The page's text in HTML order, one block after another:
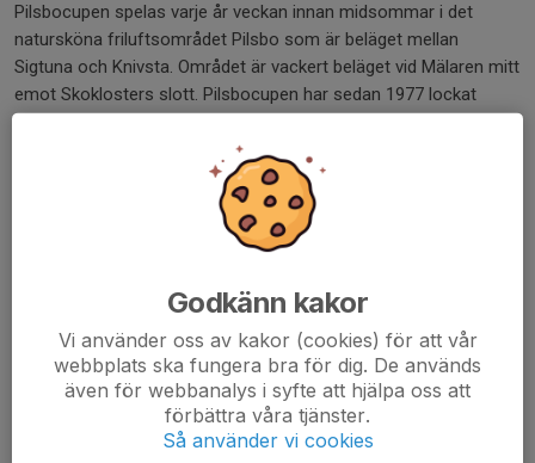
Pilsbocupen spelas varje år veckan innan midsommar i det
natursköna friluftsområdet Pilsbo som är beläget mellan
Sigtuna och Knivsta. Området är vackert beläget vid Mälaren mitt
emot Skoklosters slott. Pilsbocupen har sedan 1977 lockat
massor av tjejer och killar att spela fotbollsmatcher i två dagar.
Det brukar delta ca 100 lag från ett 20-tal klubbar. Under cupen
spelas drygt 240 matcher.
Mellan matcherna kan man roa sig med andra aktiviteter eller ta
sig ett dop i Mälaren. Cupen erbjuder även möjlighet till
Målgrupp
Årets Pilsbocup är öppen för killar och tjejer som är födda 2016-
Födda 2016 & 2017 spelar 7-mot-7
Godkänn kakor
Vi använder oss av kakor (cookies) för att vår
webbplats ska fungera bra för dig. De används
även för webbanalys i syfte att hjälpa oss att
förbättra våra tjänster.
Så använder vi cookies